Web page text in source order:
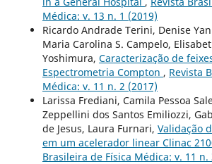
Médica: v. 13 n. 1 (2019)
Ricardo Andrade Terini, Denise
Maria Carolina S. Campelo,
Yoshimura, Caracterização de
Espectrometria Compton , Revista
Médica: v. 11 n. 2 (2017)
Larissa Frediani, Camila Pessoa
Zeppellini dos Santos Emiliozzi,
de Jesus, Laura Furnari, Validação
em um acelerador linear Clinac
Brasileira de Física Médica: v. 11 n.